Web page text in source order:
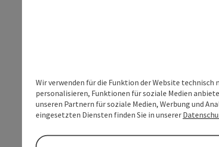
Wir verwenden für die Funktion der Website
personalisieren, Funktionen für soziale Medien
unseren Partnern für soziale Medien, Werbung und
eingesetzten Diensten finden Sie in unserer